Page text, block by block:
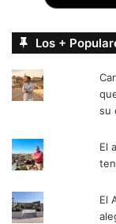
Los +
su
El
El